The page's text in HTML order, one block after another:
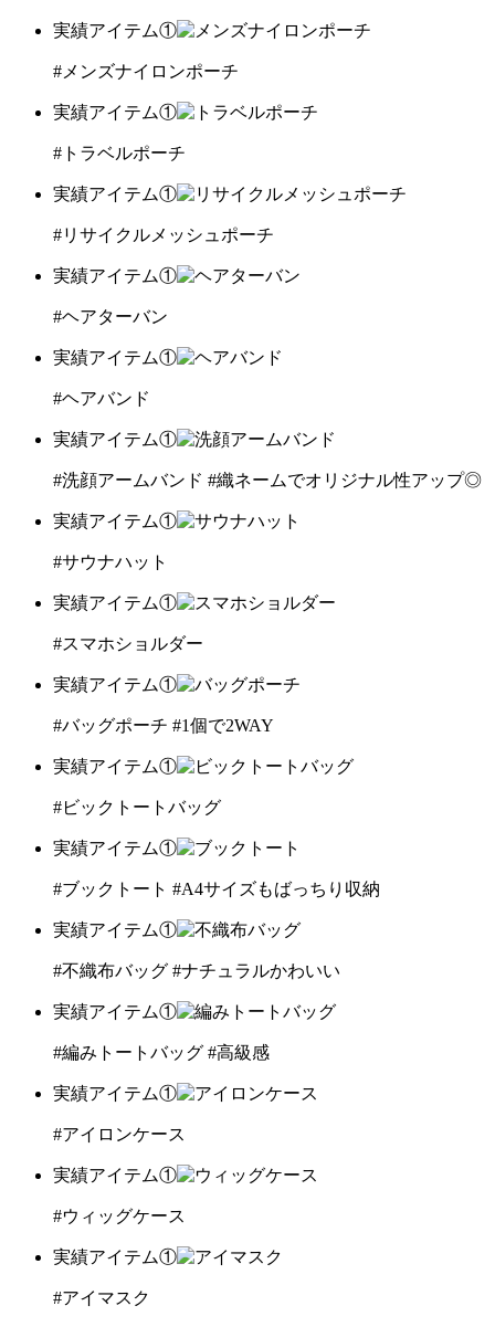
実績アイテム①
#メンズナイロンポーチ
実績アイテム①
#トラベルポーチ
実績アイテム①
#リサイクルメッシュポーチ
実績アイテム①
#ヘアターバン
実績アイテム①
#ヘアバンド
実績アイテム①
#洗顔アームバンド #織ネームでオリジナル性アップ◎
実績アイテム①
#サウナハット
実績アイテム①
#スマホショルダー
実績アイテム①
#バッグポーチ #1個で2WAY
実績アイテム①
#ビックトートバッグ
実績アイテム①
#ブックトート #A4サイズもばっちり収納
実績アイテム①
#不織布バッグ #ナチュラルかわいい
実績アイテム①
#編みトートバッグ #高級感
実績アイテム①
#アイロンケース
実績アイテム①
#ウィッグケース
実績アイテム①
#アイマスク